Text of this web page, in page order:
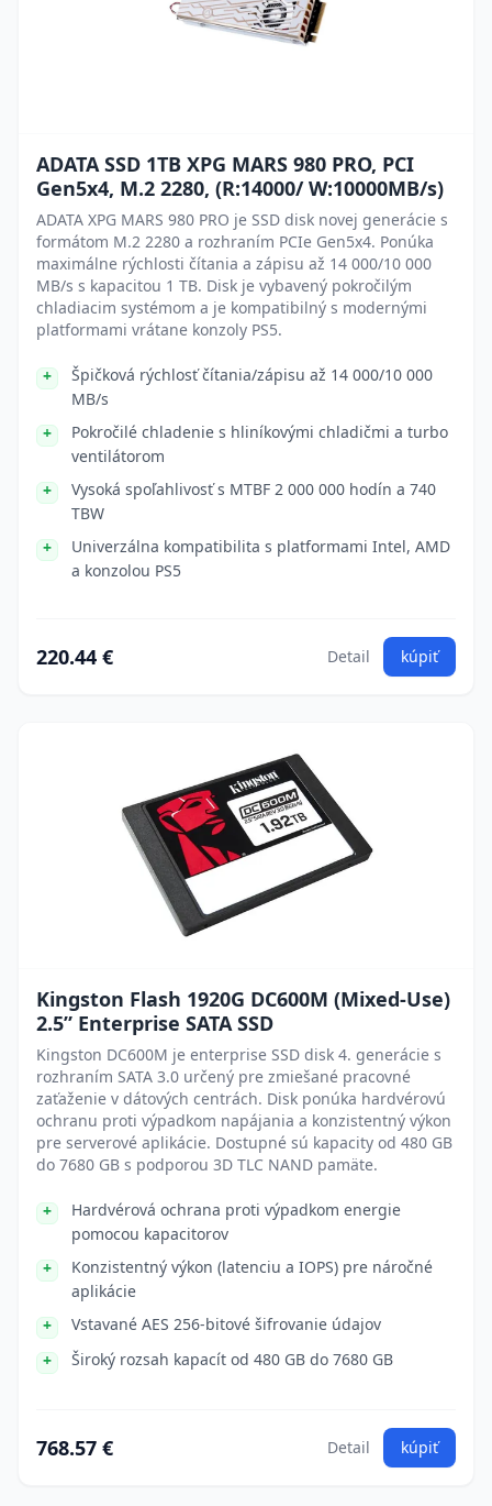
ADATA SSD 1TB XPG MARS 980 PRO, PCI
Gen5x4, M.2 2280, (R:14000/ W:10000MB/s)
ADATA XPG MARS 980 PRO je SSD disk novej generácie s
formátom M.2 2280 a rozhraním PCIe Gen5x4. Ponúka
maximálne rýchlosti čítania a zápisu až 14 000/10 000
MB/s s kapacitou 1 TB. Disk je vybavený pokročilým
chladiacim systémom a je kompatibilný s modernými
platformami vrátane konzoly PS5.
Špičková rýchlosť čítania/zápisu až 14 000/10 000
MB/s
Pokročilé chladenie s hliníkovými chladičmi a turbo
ventilátorom
Vysoká spoľahlivosť s MTBF 2 000 000 hodín a 740
TBW
Univerzálna kompatibilita s platformami Intel, AMD
a konzolou PS5
220.44 € Detail kúpiť
Kingston Flash 1920G DC600M (Mixed-Use)
2.5” Enterprise SATA SSD
Kingston DC600M je enterprise SSD disk 4. generácie s
rozhraním SATA 3.0 určený pre zmiešané pracovné
zaťaženie v dátových centrách. Disk ponúka hardvérovú
ochranu proti výpadkom napájania a konzistentný výkon
pre serverové aplikácie. Dostupné sú kapacity od 480 GB
do 7680 GB s podporou 3D TLC NAND pamäte.
Hardvérová ochrana proti výpadkom energie
pomocou kapacitorov
Konzistentný výkon (latenciu a IOPS) pre náročné
aplikácie
Vstavané AES 256-bitové šifrovanie údajov
Široký rozsah kapacít od 480 GB do 7680 GB
768.57 € Detail kúpiť